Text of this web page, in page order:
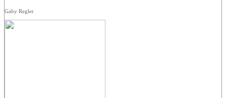
Gaby Regler